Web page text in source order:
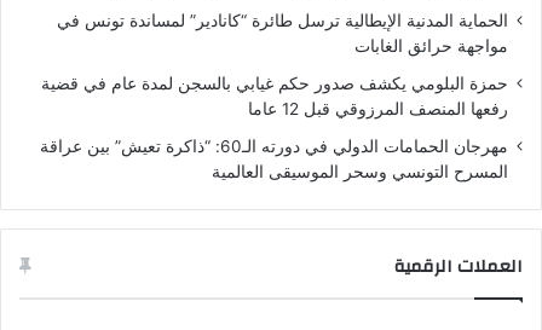
الحماية المدنية الإيطالية ترسل طائرة “كانادير” لمساندة تونس في
مواجهة حرائق الغابات
حمزة البلومي يكشف صدور حكم غيابي بالسجن لمدة عام في قضية
رفعها المنصف المرزوقي قبل 12 عاما
مهرجان الحمامات الدولي في دورته الـ60: “ذاكرة تعيش” بين عراقة
المسرح التونسي وسحر الموسيقى العالمية
العملات الرقمية